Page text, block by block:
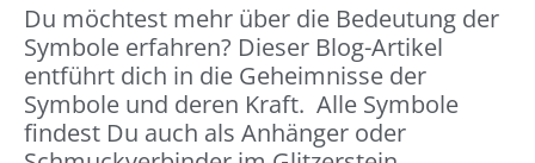
Du möchtest mehr über die Bedeutung der
Symbole erfahren? Dieser Blog-Artikel
entführt dich in die Geheimnisse der
Symbole und deren Kraft. Alle Symbole
findest Du auch als Anhänger oder